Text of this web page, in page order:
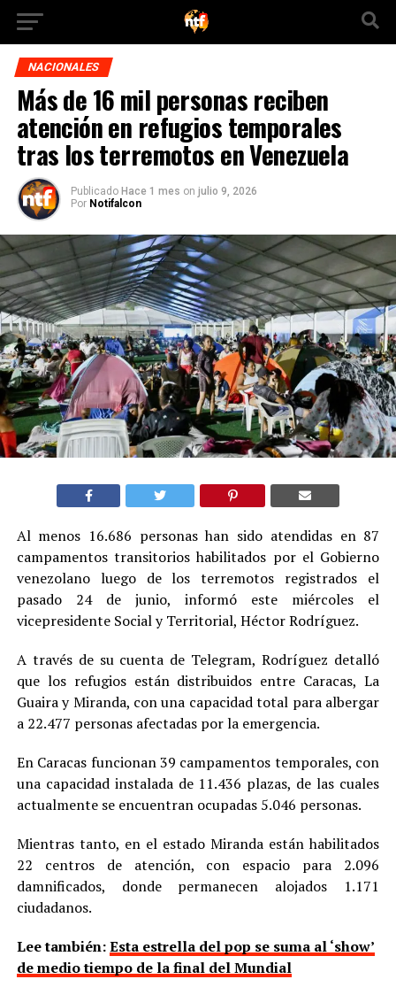
NACIONALES
Más de 16 mil personas reciben
atención en refugios temporales
tras los terremotos en Venezuela
Publicado Hace 1 mes on julio 9, 2026
Por Notifalcon
Al menos 16.686 personas han sido atendidas en 87
campamentos transitorios habilitados por el Gobierno
venezolano luego de los terremotos registrados el
pasado 24 de junio, informó este miércoles el
vicepresidente Social y Territorial, Héctor Rodríguez.
A través de su cuenta de Telegram, Rodríguez detalló
que los refugios están distribuidos entre Caracas, La
Guaira y Miranda, con una capacidad total para albergar
a 22.477 personas afectadas por la emergencia.
En Caracas funcionan 39 campamentos temporales, con
una capacidad instalada de 11.436 plazas, de las cuales
actualmente se encuentran ocupadas 5.046 personas.
Mientras tanto, en el estado Miranda están habilitados
22 centros de atención, con espacio para 2.096
damnificados, donde permanecen alojados 1.171
ciudadanos.
Lee también:Esta estrella del pop se suma al ‘show’
de medio tiempo de la final del Mundial